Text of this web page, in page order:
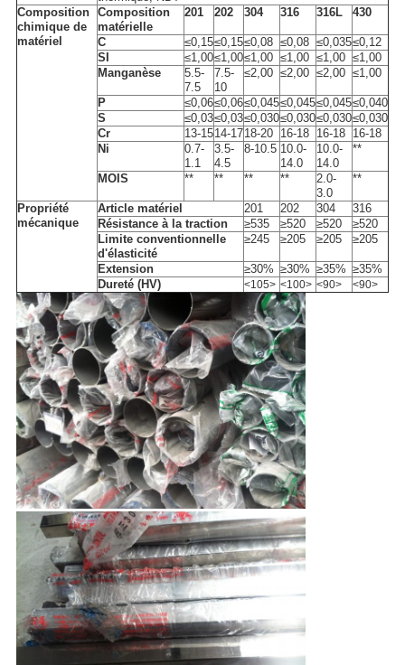
Composition
chimique de
matériel
Composition
matérielle
201 202 304 316 316L 430
C ≤0,15≤0,15≤0,08 ≤0,08 ≤0,035≤0,12
SI
≤1,00≤1,00≤1,00 ≤1,00 ≤1,00 ≤1,00
Manganèse
5.5-
7.5
7.5-
10
≤2,00 ≤2,00 ≤2,00 ≤1,00
P ≤0,06≤0,06≤0,045≤0,045≤0,045≤0,040
S
≤0,03≤0,03≤0,030≤0,030≤0,030≤0,030
Cr
13-1514-1718-20 16-18 16-18
16-18
Ni
0.7-
1.1
3.5-
4.5
8-10.5 10.0-
14.0
10.0-
14.0
**
MOIS ** ** ** **
2.0-
3.0
**
Propriété
mécanique
Article matériel 201 202 304
316
Résistance à la traction
≥535 ≥520 ≥520 ≥520
Limite conventionnelle
d'élasticité
≥245 ≥205 ≥205 ≥205
Extension ≥30% ≥30% ≥35% ≥35%
Dureté (HV)
<105> <100> <90> <90>